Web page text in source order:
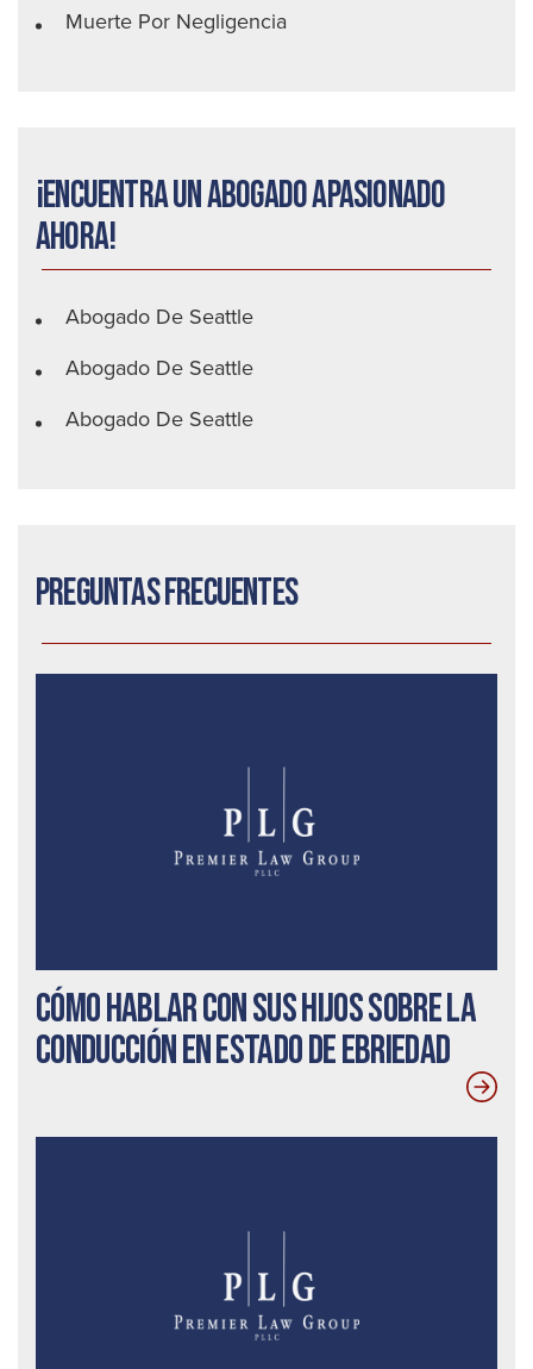
Muerte Por Negligencia
¡Encuentra un abogado apasionado
ahora!
Abogado De Seattle
Abogado De Seattle
Abogado De Seattle
Preguntas frecuentes
Cómo hablar con sus hijos sobre la
conducción en estado de ebriedad